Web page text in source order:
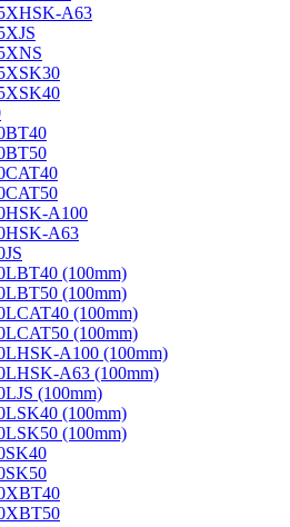
A63
A100
A63
(100mm)
(100mm)
(100mm)
(100mm)
A100 (100mm)
A63 (100mm)
(100mm)
(100mm)
(100mm)